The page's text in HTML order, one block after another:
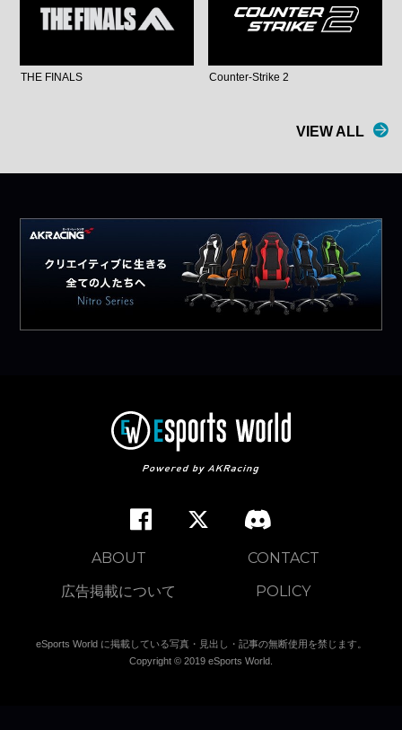
THE FINALS Counter-Strike 2
VIEW ALL
ABOUT
CONTACT
広告掲載について
POLICY
eSports World に掲載している写真・見出し・記事の無断使用を禁じます。
Copyright © 2019 eSports World.